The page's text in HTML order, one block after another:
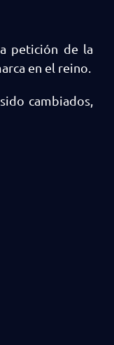
petición de la
en el reino.
cambiados,